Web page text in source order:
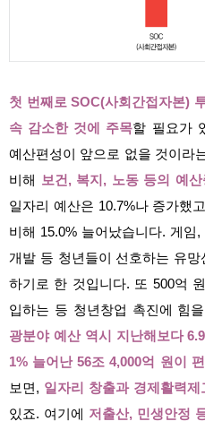
첫 번째로 SOC(사회간접자본)
속 감소한 것에 주목할 필요가
예산편성이 앞으로 없을 것이라
비해
보건, 복지, 노동 등의 예
일자리 예산은 10.7%나 증가했
비해 15.0% 늘어났습니다. 게임
개발 등 청년들이 선호하는 유
하기로 한 것입니다. 또 500억
입하는 등 청년창업 촉진에 힘
광분야 예산 역시 지난해보다
1% 늘어난 56조 4,000억 원이
보면, 일자리 창출과 경제활력제
있죠. 여기에
저출산, 민생안정